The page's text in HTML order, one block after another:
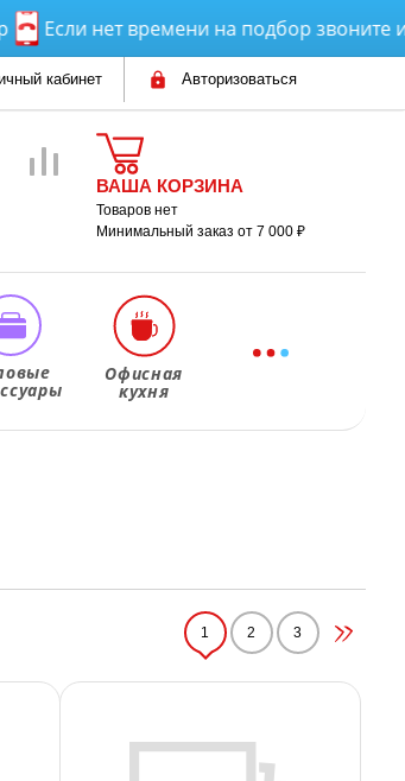
нет времени на подбор звоните или
кабинет Авторизоваться
ВАША КОРЗИНА
Товаров нет
Минимальный заказ от 7 000 ₽
Офисная
кухня
1 2 3